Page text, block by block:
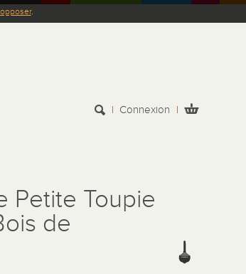
.
Connexion
Petite Toupie
de